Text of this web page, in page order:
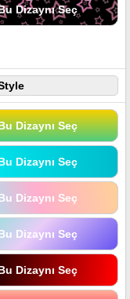
Dizaynı Seç
Dizaynı Seç
Dizaynı Seç
Dizaynı Seç
Dizaynı Seç
Dizaynı Seç